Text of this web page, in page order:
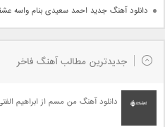
دانلود آهنگ جدید احمد سعیدی بنام واسه
جدیدترین مطالب آهنگ فاخر
دانلود آهنگ من مسم از ابراهیم